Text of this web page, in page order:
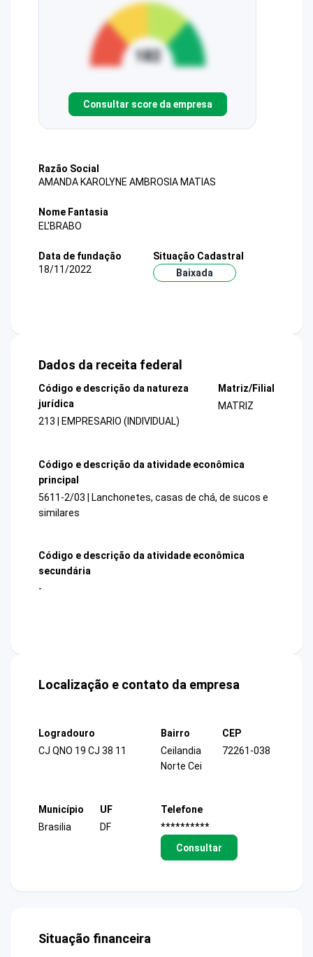
Consultar score da empresa
Razão Social
AMANDA KAROLYNE AMBROSIA MATIAS
Nome Fantasia
EL'BRABO
Data de fundação
18/11/2022
Situação Cadastral
Baixada
Dados da receita federal
Código e descrição da natureza
jurídica
213 | EMPRESARIO (INDIVIDUAL)
Matriz/Filial
MATRIZ
Código e descrição da atividade econômica
principal
5611-2/03 | Lanchonetes, casas de chá, de sucos e
similares
Código e descrição da atividade econômica
secundária
-
Localização e contato da empresa
Logradouro
CJ QNO 19 CJ 38 11
Bairro
Ceilandia
Norte Cei
CEP
72261-038
Município
Brasilia
UF
DF
Telefone
**********
Consultar
Situação financeira